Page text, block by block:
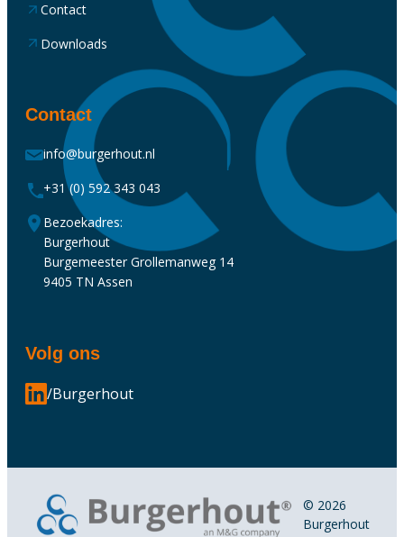
Contact
Downloads
Contact
info@burgerhout.nl
+31 (0) 592 343 043
Bezoekadres:
Burgerhout
Burgemeester Grollemanweg 14
9405 TN Assen
Volg ons
/Burgerhout
© 2026
Burgerhout